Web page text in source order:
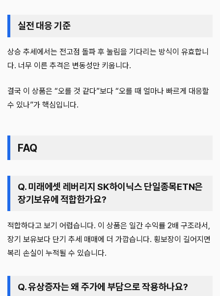
실전 대응 기준
상승 추세에서는 전고점 돌파 후 눌림을 기다리는 방식이 유효합니
다. 너무 이른 추격은 변동성만 키웁니다.
결국 이 상품은 “오를 것 같다”보다 “오를 때 얼마나 빠르게 대응할
수 있나”가 핵심입니다.
FAQ
Q. 미래에셋 레버리지 SK하이닉스 단일종목ETN은
장기보유에 적합한가요?
적합하다고 보기 어렵습니다. 이 상품은 일간 수익률 2배 구조라서,
장기 보유보다 단기 추세 매매에 더 가깝습니다. 횡보장이 길어지면
복리 손실이 누적될 수 있습니다.
Q. 유상증자는 왜 주가에 부담으로 작용하나요?